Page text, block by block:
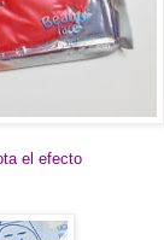
el efecto